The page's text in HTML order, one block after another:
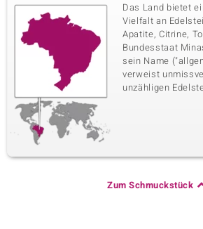
Das Land bietet
Vielfalt an
Apatite, Citrine,
Bundesstaat
sein Name
verweist
unzähligen
Zum Schmuckstück